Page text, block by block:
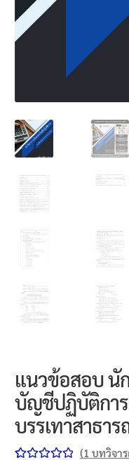
แนวข้อสอบ นั
บัญชีปฏิบัติกา
บรรเทาสาธา
(1 บทวิจา